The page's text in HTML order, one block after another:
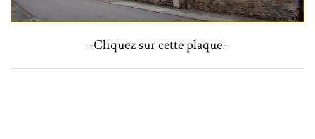
-Cliquez sur cette plaque-